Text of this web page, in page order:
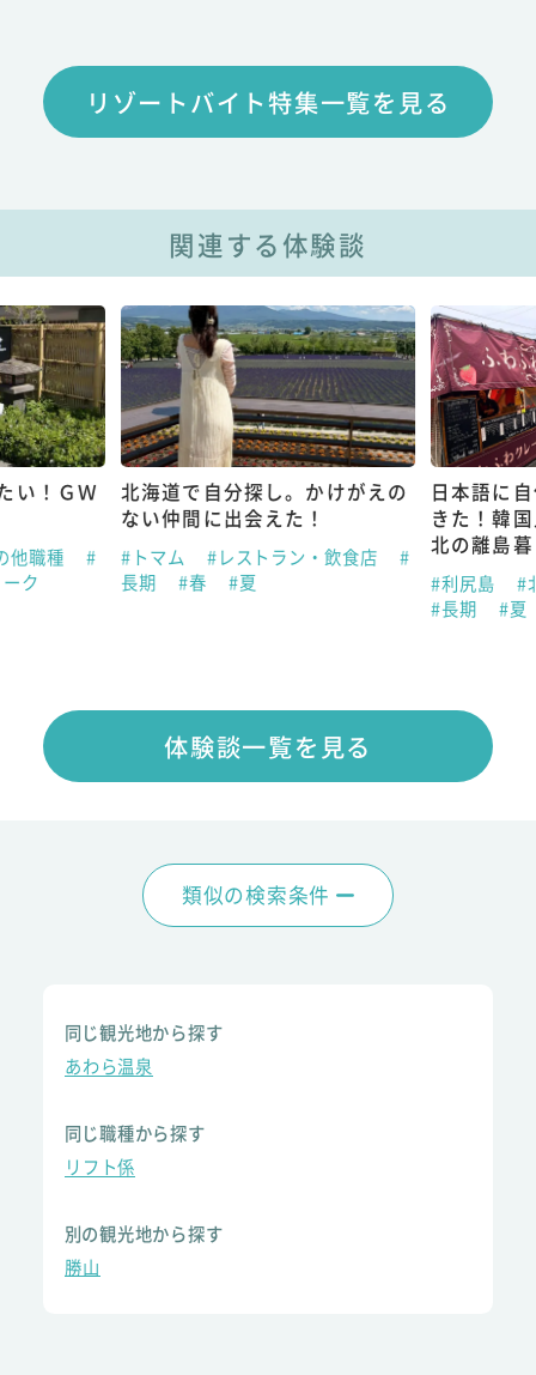
リゾートバイト特集一覧を見る
関連する体験談
い！ＧＷ
他職種
#
ク
北海道で自分探し。かけがえの
ない仲間に出会えた！
#トマム #レストラン・飲食店
#
長期
#春 #夏
日本語に
きた！韓
北の離島
#利尻島
#
#長期
#夏
体験談一覧を見る
類似の検索条件
同じ観光地から探す
あわら温泉
同じ職種から探す
リフト係
別の観光地から探す
勝山